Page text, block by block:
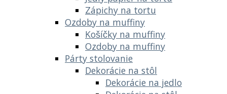
Zápichy na tortu
Ozdoby na muffiny
Košíčky na muffiny
Ozdoby na muffiny
Párty stolovanie
Dekorácie na stôl
Dekorácie na jedlo